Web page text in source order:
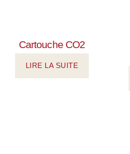
Cartouche CO2
LIRE LA SUITE